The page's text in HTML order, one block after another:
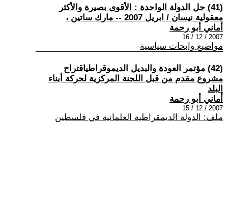
(41) حل الدولة الواحدة : الأقوى بصيرة والأكثر
معقولية نيسان / ابريل 2007 -- مارك ساتين ،
أماني أبو رحمة
2007 / 12 / 16
مواضيع وابحاث سياسية
(42) مؤتمر العودة والبديل الديموقراطياقتراح
مشروع مقدم من قبل اللجنة المركزية لحركة أبناء
البلد
أماني أبو رحمة
2007 / 12 / 15
ملف: الدولة الديمقراطية العلمانية في فلسطين